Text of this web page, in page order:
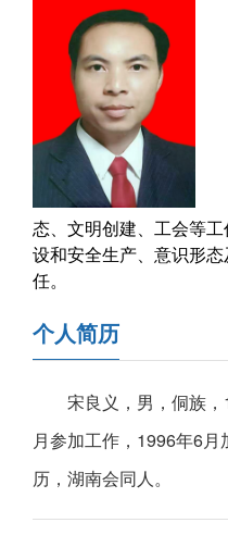
态、文明创建、工会等
设和安全生产、意识形
任。
个人简历
宋良义，男，侗族
月参加工作，1996年6
历，湖南会同人。